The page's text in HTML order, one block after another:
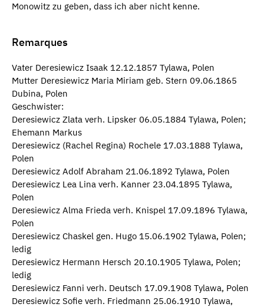
Monowitz zu geben, dass ich aber nicht kenne.
Remarques
Vater Deresiewicz Isaak 12.12.1857 Tylawa, Polen
Mutter Deresiewicz Maria Miriam geb. Stern 09.06.1865
Dubina, Polen
Geschwister:
Deresiewicz Zlata verh. Lipsker 06.05.1884 Tylawa, Polen;
Ehemann Markus
Deresiewicz (Rachel Regina) Rochele 17.03.1888 Tylawa,
Polen
Deresiewicz Adolf Abraham 21.06.1892 Tylawa, Polen
Deresiewicz Lea Lina verh. Kanner 23.04.1895 Tylawa,
Polen
Deresiewicz Alma Frieda verh. Knispel 17.09.1896 Tylawa,
Polen
Deresiewicz Chaskel gen. Hugo 15.06.1902 Tylawa, Polen;
ledig
Deresiewicz Hermann Hersch 20.10.1905 Tylawa, Polen;
ledig
Deresiewicz Fanni verh. Deutsch 17.09.1908 Tylawa, Polen
Deresiewicz Sofie verh. Friedmann 25.06.1910 Tylawa,